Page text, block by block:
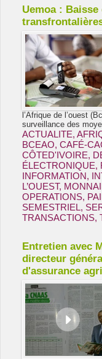
Uemoa :
l’Afrique de l’ouest
surveillance des
ACTUALITE,
BCEAO, CAFÉ-
CÔTED'IVOIRE,
ÉLECTRONIQUE,
INFORMATION,
L’OUEST,
OPERATIONS,
SEMESTRIEL,
TRANSACTIONS,
Entretien avec
directeur
d'assurance